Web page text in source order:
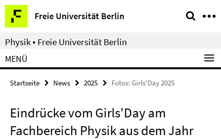
Springe
direkt
zu
Inhalt
Freie Universität Berlin
Service-
Navigation
Physik • Freie Universität Berlin
MENÜ
Startseite News 2025 Fotos: Girls'Day 2025
Eindrücke vom Girls'Day am
Fachbereich Physik aus dem Jahr